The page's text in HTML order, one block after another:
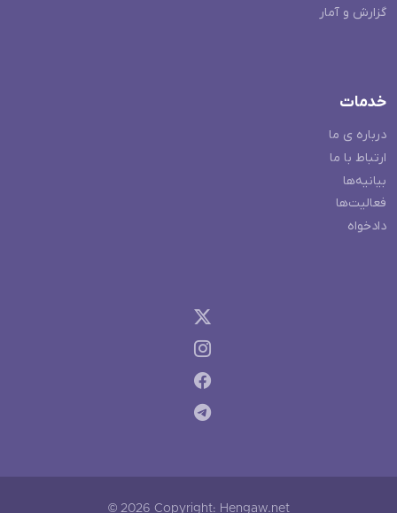
گزارش و آمار
خدمات
درباره ی ما
ارتباط با ما
بیانیه‌ها
فعالیت‌ها
دادخواه
© 2026 Copyright: Hengaw.net